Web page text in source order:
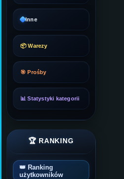
Inne
📦 Warezy
🎯 Prośby
📊 Statystyki kategorii
🏆 RANKING
👑 Ranking
użytkowników